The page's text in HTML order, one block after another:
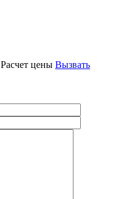
Расчет цены Вызвать